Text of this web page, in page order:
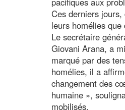
Ces derniers
leurs homélies
Le secrétaire
Giovani Arana, a
marqué par des
homélies, il a
changement des
humaine »,
mobilisés.